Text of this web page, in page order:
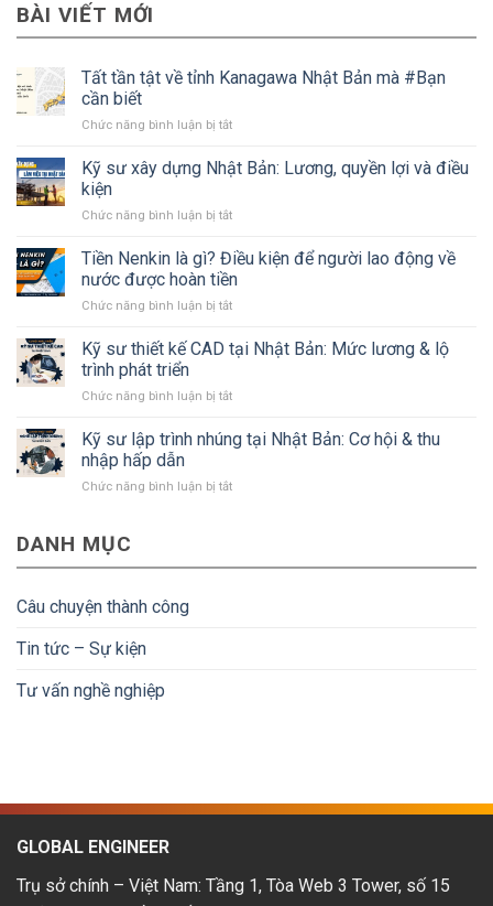
BÀI VIẾT MỚI
Tất tần tật về tỉnh Kanagawa Nhật Bản mà #Bạn
cần biết
Chức năng bình luận bị tắtở
tần
tật
tỉnh
Nhật
Bản
#Bạn
biết
Kỹ sư xây dựng Nhật Bản: Lương, quyền lợi và điều
kiện
Chức năng bình luận bị tắtở
sư
xây
dựng
Nhật
Lương,
và
kiện
Tiền Nenkin là gì? Điều kiện để người lao động về
nước được hoàn tiền
Chức năng bình luận bị tắtở
Nenkin
là
Điều
để
động
hoàn
Kỹ sư thiết kế CAD tại Nhật Bản: Mức lương & lộ
trình phát triển
Chức năng bình luận bị tắtở
sư
thiết
CAD
Mức
Kỹ sư lập trình nhúng tại Nhật Bản: Cơ hội & thu
nhập hấp dẫn
Chức năng bình luận bị tắtở
DANH MỤC
Câu chuyện thành công
Tin tức – Sự kiện
Tư vấn nghề nghiệp
GLOBAL ENGINEER
Trụ sở chính – Việt Nam: Tầng 1, Tòa Web 3 Tower, số 15